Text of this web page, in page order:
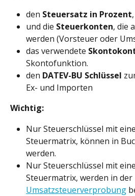
den Steuersatz in Prozent,
und die Steuerkonten, die
werden (Vorsteuer oder
das verwendete
Skontofunktion.
den DATEV-BU Schlüssel
Ex- und Importen
Wichtig:
Nur Steuerschlüssel mit
Steuermatrix, können in
werden.
Nur Steuerschlüssel mit
Steuermatrix, werden in der
Umsatzsteuerverprobung